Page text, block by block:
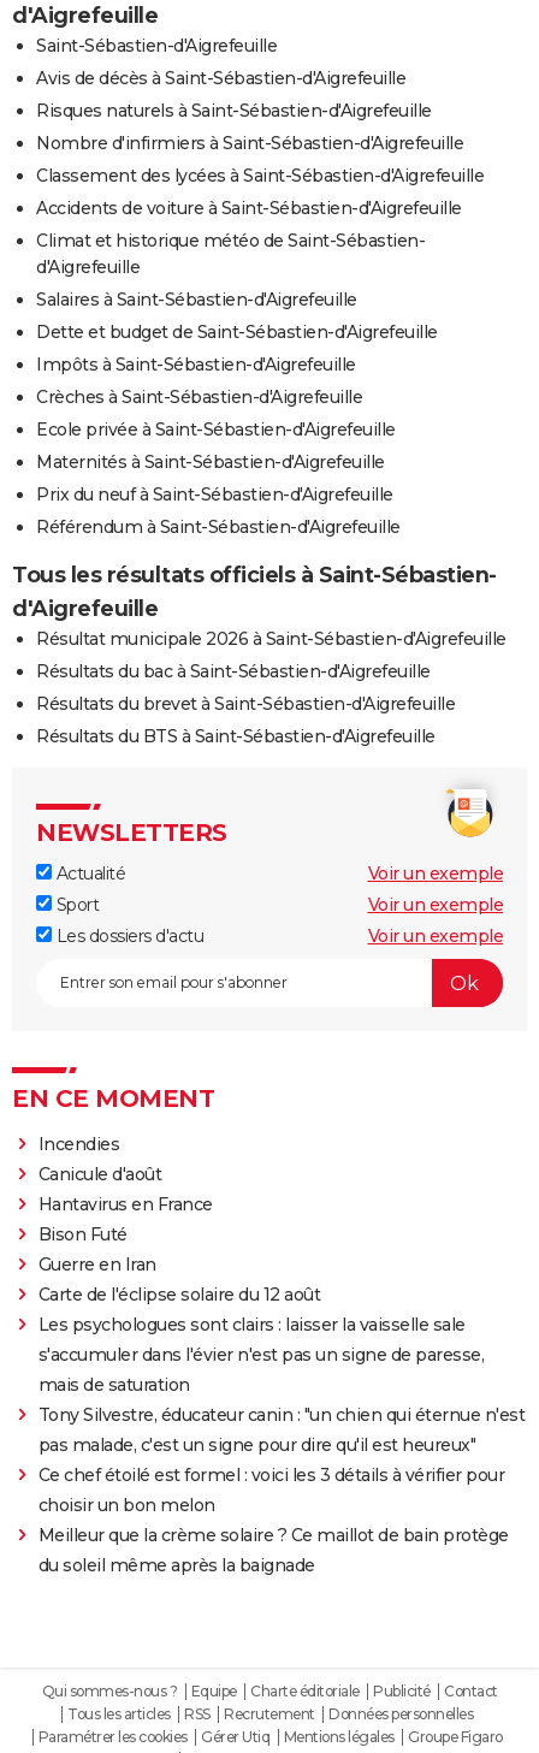
d'Aigrefeuille
Saint-Sébastien-d'Aigrefeuille
Avis de décès à Saint-Sébastien-d'Aigrefeuille
Risques naturels à Saint-Sébastien-d'Aigrefeuille
Nombre d'infirmiers à Saint-Sébastien-d'Aigrefeuille
Classement des lycées à Saint-Sébastien-d'Aigrefeuille
Accidents de voiture à Saint-Sébastien-d'Aigrefeuille
Climat et historique météo de Saint-Sébastien-
d'Aigrefeuille
Salaires à Saint-Sébastien-d'Aigrefeuille
Dette et budget de Saint-Sébastien-d'Aigrefeuille
Impôts à Saint-Sébastien-d'Aigrefeuille
Crèches à Saint-Sébastien-d'Aigrefeuille
Ecole privée à Saint-Sébastien-d'Aigrefeuille
Maternités à Saint-Sébastien-d'Aigrefeuille
Prix du neuf à Saint-Sébastien-d'Aigrefeuille
Référendum à Saint-Sébastien-d'Aigrefeuille
Tous les résultats officiels à Saint-Sébastien-
d'Aigrefeuille
Résultat municipale 2026 à Saint-Sébastien-d'Aigrefeuille
Résultats du bac à Saint-Sébastien-d'Aigrefeuille
Résultats du brevet à Saint-Sébastien-d'Aigrefeuille
Résultats du BTS à Saint-Sébastien-d'Aigrefeuille
NEWSLETTERS
Actualité
Voir un exemple
Sport
Voir un exemple
Les dossiers d'actu
Voir un exemple
EN CE MOMENT
Incendies
Canicule d'août
Hantavirus en France
Bison Futé
Guerre en Iran
Carte de l'éclipse solaire du 12 août
Les psychologues sont clairs : laisser la vaisselle sale
s'accumuler dans l'évier n'est pas un signe de paresse,
mais de saturation
Tony Silvestre, éducateur canin : "un chien qui éternue n'est
pas malade, c'est un signe pour dire qu'il est heureux"
Ce chef étoilé est formel : voici les 3 détails à vérifier pour
choisir un bon melon
Meilleur que la crème solaire ? Ce maillot de bain protège
du soleil même après la baignade
Qui sommes-nous ? Equipe Charte éditoriale Publicité
Contact
Tous les articles
RSS Recrutement
Données personnelles
Paramétrer les cookies
Gérer Utiq Mentions légales
Groupe Figaro